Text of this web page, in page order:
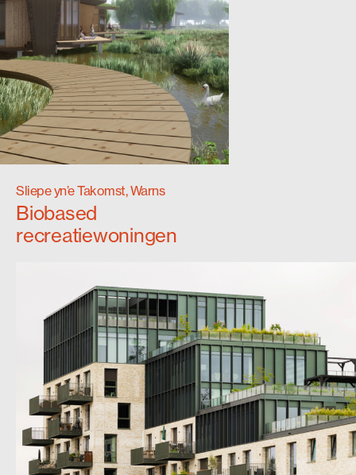
Sliepe yn’e Takomst, Warns
Biobased
recreatiewoningen